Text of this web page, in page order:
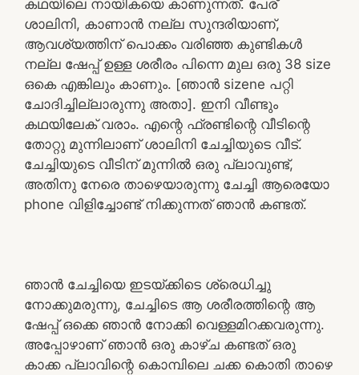
കഥയിലെ നായികയെ കാണുന്നത്. പേര്
ശാലിനി, കാണാൻ നല്ല സുന്ദരിയാണ്,
ആവശ്യത്തിന് പൊക്കം വരിഞ്ഞ കുണ്ടികൾ
നല്ല ഷേപ്പ് ഉള്ള ശരീരം പിന്നെ മുല ഒരു 38 size
ഒകെ എങ്കിലും കാണും. [ഞാൻ sizene പറ്റി
ചോദിച്ചില്ലാരുന്നു അതാ]. ഇനി വീണ്ടും
കഥയിലേക് വരാം. എന്റെ ഫ്രണ്ടിന്റെ വീടിന്റെ
തോറ്റു മുന്നിലാണ് ശാലിനി ചേച്ചിയുടെ വീട്.
ചേച്ചിയുടെ വീടിന് മുന്നിൽ ഒരു പ്ലാവുണ്ട്,
അതിനു നേരെ താഴെയാരുന്നു ചേച്ചി ആരെയോ
phone വിളിച്ചോണ്ട് നിക്കുന്നത് ഞാൻ കണ്ടത്.
ഞാൻ ചേച്ചിയെ ഇടയ്ക്കിടെ ശ്രെധിച്ചു
നോക്കുമരുന്നു, ചേച്ചിടെ ആ ശരീരത്തിന്റെ ആ
ഷേപ്പ് ഒക്കെ ഞാൻ നോക്കി വെള്ളമിറക്കവരുന്നു.
അപ്പോഴാണ് ഞാൻ ഒരു കാഴ്ച കണ്ടത് ഒരു
കാക്ക പ്ലാവിന്റെ കൊമ്പിലെ ചക്ക കൊതി താഴെ